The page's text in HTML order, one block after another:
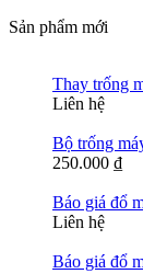
Sản phẩm mới
Thay trống
Liên hệ
Bộ trống
250.000 ₫
Báo giá đổ
Liên hệ
Báo giá đổ